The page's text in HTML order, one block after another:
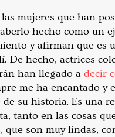
mujeres que han
hecho como un
y afirman que es
De hecho, actrices
han llegado a decir
me ha encantado y
su historia. Es una
tanto en las cosas
que son muy lindas,